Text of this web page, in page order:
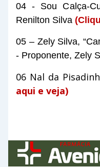
04 - Sou Calça-
Renilton Silva
05 – Zely Silva,
- Proponente, Zely
06 Nal da
aqui e veja)